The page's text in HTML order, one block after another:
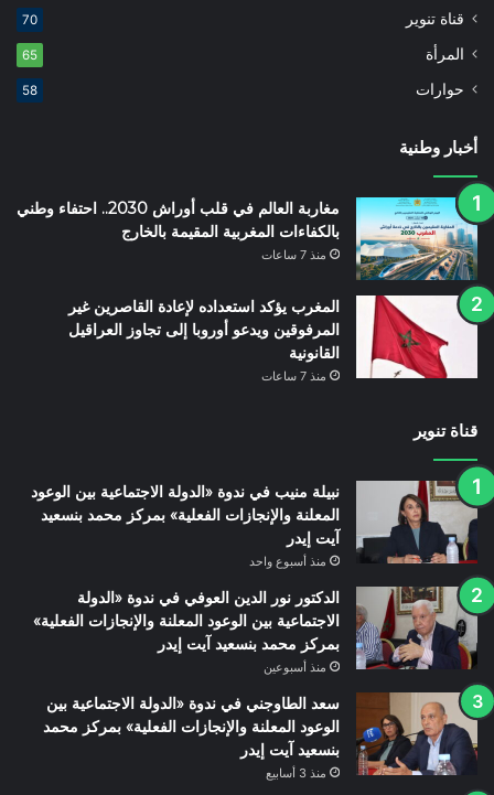
قناة تنوير 70
المرأة 65
حوارات 58
أخبار وطنية
مغاربة العالم في قلب أوراش 2030.. احتفاء وطني
بالكفاءات المغربية المقيمة بالخارج
منذ 7 ساعات
المغرب يؤكد استعداده لإعادة القاصرين غير
المرفوقين ويدعو أوروبا إلى تجاوز العراقيل
القانونية
منذ 7 ساعات
قناة تنوير
نبيلة منيب في ندوة «الدولة الاجتماعية بين الوعود
المعلنة والإنجازات الفعلية» بمركز محمد بنسعيد
آيت إيدر
منذ أسبوع واحد
الدكتور نور الدين العوفي في ندوة «الدولة
الاجتماعية بين الوعود المعلنة والإنجازات الفعلية»
بمركز محمد بنسعيد آيت إيدر
منذ أسبوعين
سعد الطاوجني في ندوة «الدولة الاجتماعية بين
الوعود المعلنة والإنجازات الفعلية» بمركز محمد
بنسعيد آيت إيدر
منذ 3 أسابيع